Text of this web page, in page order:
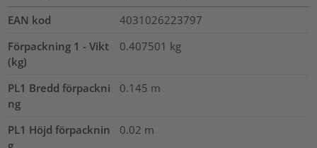
EAN kod
4031026223797
Förpackning 1 - Vikt
(kg)
0.407501 kg
PL1 Bredd förpackni
ng
0.145 m
PL1 Höjd förpacknin
g
0.02 m